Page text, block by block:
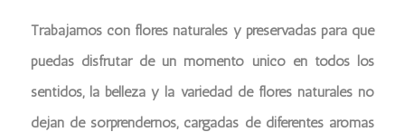
Trabajamos con flores naturales y preservadas para que
puedas disfrutar de un momento único en todos los
sentidos, la belleza y la variedad de flores naturales no
dejan de sorprendernos, cargadas de diferentes aromas